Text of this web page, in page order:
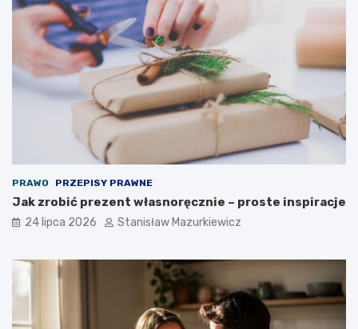
PRAWO PRZEPISY PRAWNE
Jak zrobić prezent własnoręcznie – proste inspiracje
24 lipca 2026 Stanisław Mazurkiewicz